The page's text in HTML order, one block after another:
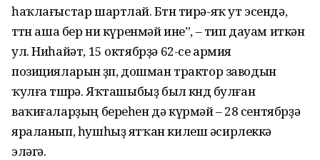
һаҡлағыстар шартлай. Бөтөн тирә-яҡ ут эсендә,
төтөн аша бер ни күренмәй ине”, – тип дауам иткән
ул. Ниһайәт, 15 октябрҙә 62-се армия
позицияларын өҙөп, дошман трактор заводын
ҡулға төшөрә. Яҡташыбыҙ был көндө булған
ваҡиғаларҙың береһен дә күрмәй – 28 сентябрҙә
яраланып, һушһыҙ ятҡан килеш әсирлеккә
эләгә.